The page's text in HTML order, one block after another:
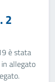
2
è stata
allegato